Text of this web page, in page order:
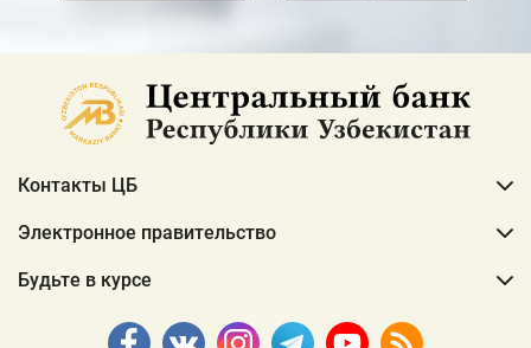
Контакты ЦБ
Электронное правительство
Будьте в курсе